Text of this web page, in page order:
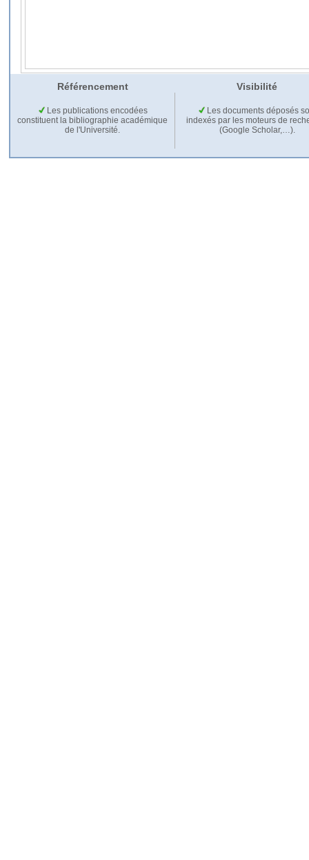
Référencement Visibilité
Les publications encodées
constituent la bibliographie académique
de l'Université.
Les documents déposés
indexés par les moteurs de
(Google Scholar,…).